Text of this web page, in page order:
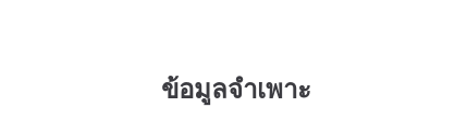
ข้อมูลจำเพาะ